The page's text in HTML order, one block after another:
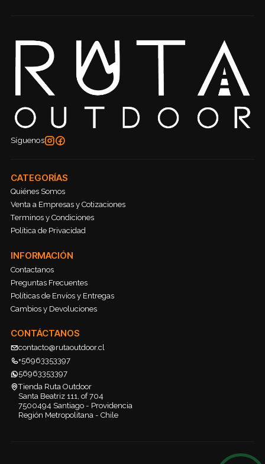
Síguenos
CATEGORÍAS
Quiénes Somos
Venta a Empresas y Cotizaciones
Terminos y Condiciones
Política de Privacidad
INFORMACIÓN
Contactanos
Preguntas Frecuentes
Políticas de Envíos y Entregas
Cambios y Devoluciones
CONTÁCTANOS
contacto@rutaoutdoor.cl
+56963353397
56963353397
Tienda Ruta Outdoor
Santa Beatriz 111, of 704
7500494 Santiago - Providencia
Región Metropolitana - Chile